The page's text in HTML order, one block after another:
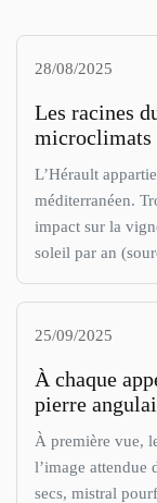
28/08/2025
Les racines
microclimats
L’Hérault
méditerranéen.
impact sur la
soleil par an
25/09/2025
À chaque
pierre
À première vue,
l’image attendue
secs, mistral